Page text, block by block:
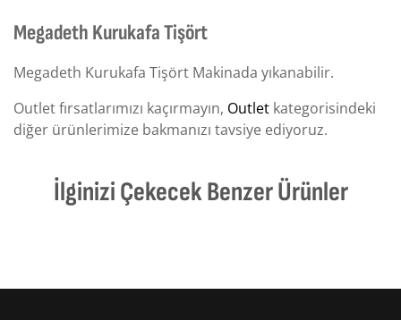
Megadeth Kurukafa Tişört
Megadeth Kurukafa Tişört Makinada yıkanabilir.
Outlet fırsatlarımızı kaçırmayın, Outlet kategorisindeki
diğer ürünlerimize bakmanızı tavsiye ediyoruz.
İlginizi Çekecek Benzer Ürünler